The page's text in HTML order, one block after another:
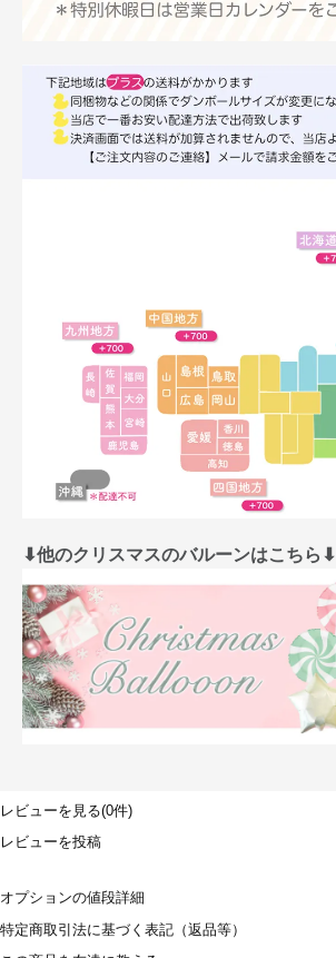
⬇︎他のクリスマスのバルーンはこちら⬇︎
レビューを見る(0件)
レビューを投稿
オプションの値段詳細
特定商取引法に基づく表記（返品等）